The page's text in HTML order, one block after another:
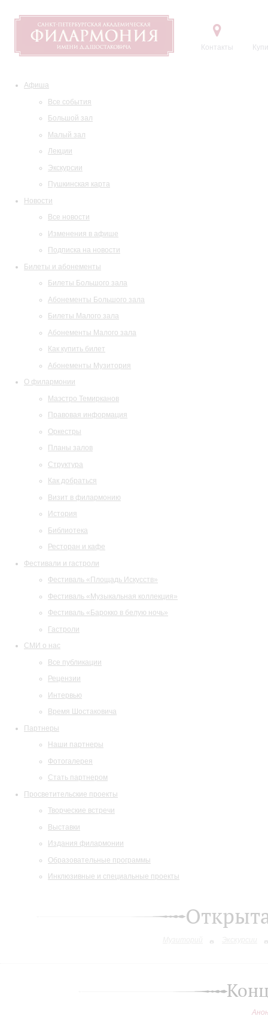
Контакты
Афиша
Все события
Большой зал
Малый зал
Лекции
Экскурсии
Пушкинская карта
Новости
Все новости
Изменения в афише
Подписка на новости
Билеты и абонементы
Билеты Большого зала
Абонементы Большого зала
Билеты Малого зала
Абонементы Малого зала
Как купить билет
Абонементы Музитория
О филармонии
Маэстро Темирканов
Правовая информация
Оркестры
Планы залов
Структура
Как добраться
Визит в филармонию
История
Библиотека
Ресторан и кафе
Фестивали и гастроли
Фестиваль «Площадь Искусств»
Фестиваль «Музыкальная коллекция»
Фестиваль «Барокко в белую ночь»
Гастроли
СМИ о нас
Все публикации
Рецензии
Интервью
Время Шостаковича
Партнеры
Наши партнеры
Фотогалерея
Стать партнером
Просветительские проекты
Творческие встречи
Выставки
Издания филармонии
Образовательные программы
Инклюзивные и специальные проекты